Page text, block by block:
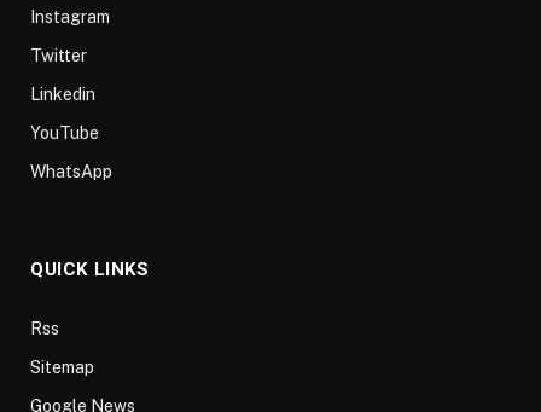
Instagram
Twitter
Linkedin
YouTube
WhatsApp
QUICK LINKS
Rss
Sitemap
Google News